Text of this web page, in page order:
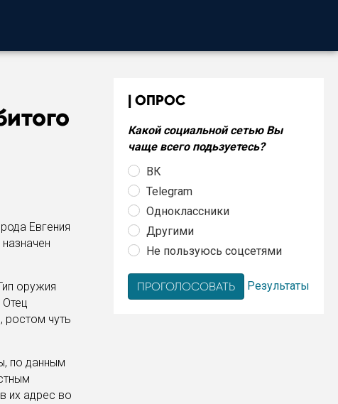
Евгения
оружия
Отец
ростом чуть
по данным
их адрес во
ОПРОС
Какой социальной сетью Вы
чаще всего подьзуетесь?
ВК
Telegram
Одноклассники
Другими
Не пользуюсь соцсетями
Результаты